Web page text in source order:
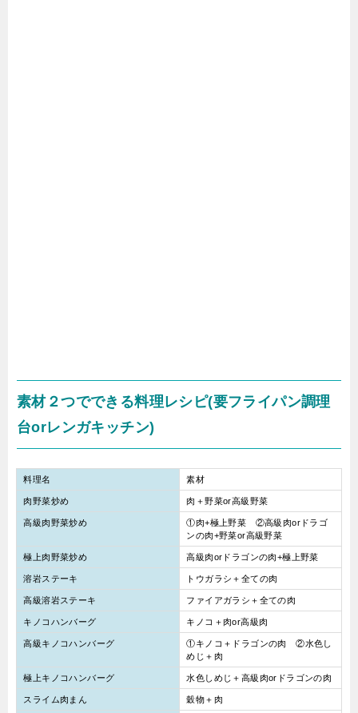
素材２つでできる料理レシピ(要フライパン調理
台orレンガキッチン)
料理名 素材
肉野菜炒め 肉＋野菜or高級野菜
高級肉野菜炒め
①肉+極上野菜 ②高級肉orドラゴ
ンの肉+野菜or高級野菜
極上肉野菜炒め 高級肉orドラゴンの肉+極上野菜
溶岩ステーキ トウガラシ＋全ての肉
高級溶岩ステーキ ファイアガラシ＋全ての肉
キノコハンバーグ キノコ＋肉or高級肉
高級キノコハンバーグ
①キノコ＋ドラゴンの肉 ②水色し
めじ＋肉
極上キノコハンバーグ 水色しめじ＋高級肉orドラゴンの肉
スライム肉まん 穀物＋肉